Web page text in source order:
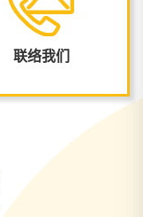
联络我们